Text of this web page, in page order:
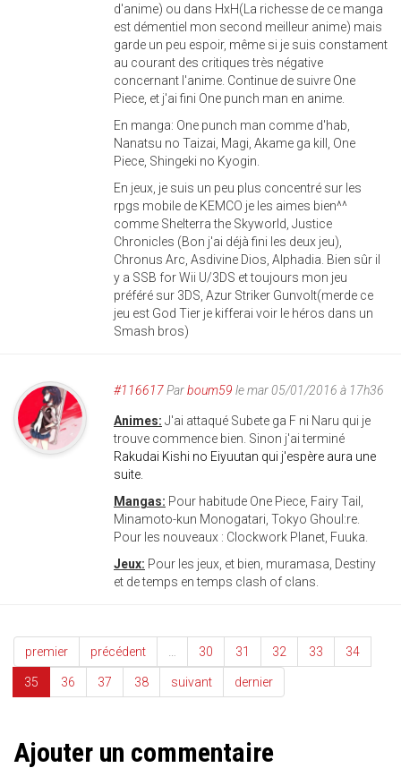
d'anime) ou dans HxH(La richesse de ce manga
est démentiel mon second meilleur anime) mais
garde un peu espoir, même si je suis constament
au courant des critiques très négative
concernant l'anime. Continue de suivre One
Piece, et j'ai fini One punch man en anime.
En manga: One punch man comme d'hab,
Nanatsu no Taizai, Magi, Akame ga kill, One
Piece, Shingeki no Kyogin.
En jeux, je suis un peu plus concentré sur les
rpgs mobile de KEMCO je les aimes bien^^
comme Shelterra the Skyworld, Justice
Chronicles (Bon j'ai déjà fini les deux jeu),
Chronus Arc, Asdivine Dios, Alphadia. Bien sûr il
y a SSB for Wii U/3DS et toujours mon jeu
préféré sur 3DS, Azur Striker Gunvolt(merde ce
jeu est God Tier je kifferai voir le héros dans un
Smash bros)
#116617Parboum59 le mar 05/01/2016 à 17h36
Animes: J'ai attaqué Subete ga F ni Naru qui je
trouve commence bien. Sinon j'ai terminé
Rakudai Kishi no Eiyuutan qui j'espère aura une
suite.
Mangas: Pour habitude One Piece, Fairy Tail,
Minamoto-kun Monogatari, Tokyo Ghoul:re.
Pour les nouveaux : Clockwork Planet, Fuuka.
Jeux: Pour les jeux, et bien, muramasa, Destiny
et de temps en temps clash of clans.
premier précédent 30 31 32 33 34
35 36 37 38 suivant dernier
Ajouter un commentaire